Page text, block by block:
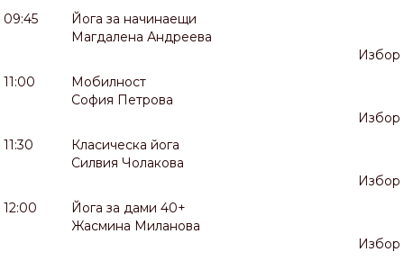
09:45
Йога за начинаещи
Магдалена Андреева
Избор
11:00
Мобилност
София Петрова
Избор
11:30
Класическа йога
Силвия Чолакова
Избор
12:00
Йога за дами 40+
Жасмина Миланова
Избор